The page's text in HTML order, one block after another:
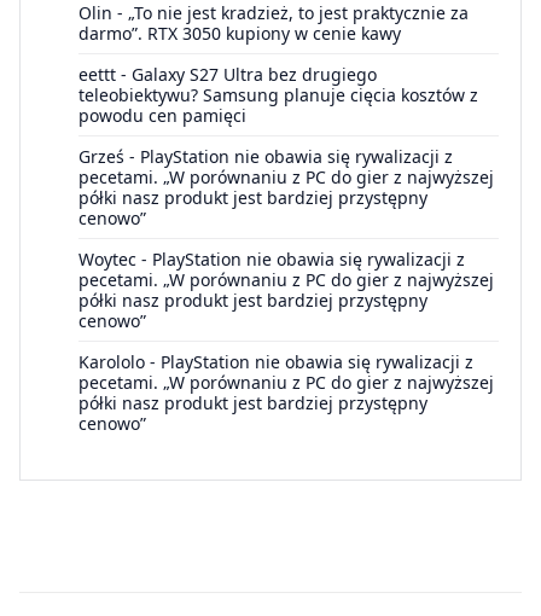
Olin - „To nie jest kradzież, to jest praktycznie za
darmo”. RTX 3050 kupiony w cenie kawy
eettt - Galaxy S27 Ultra bez drugiego
teleobiektywu? Samsung planuje cięcia kosztów z
powodu cen pamięci
Grześ - PlayStation nie obawia się rywalizacji z
pecetami. „W porównaniu z PC do gier z najwyższej
półki nasz produkt jest bardziej przystępny
cenowo”
Woytec - PlayStation nie obawia się rywalizacji z
pecetami. „W porównaniu z PC do gier z najwyższej
półki nasz produkt jest bardziej przystępny
cenowo”
Karololo - PlayStation nie obawia się rywalizacji z
pecetami. „W porównaniu z PC do gier z najwyższej
półki nasz produkt jest bardziej przystępny
cenowo”